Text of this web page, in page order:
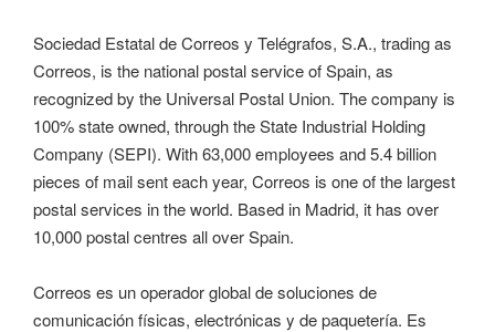
Sociedad Estatal de Correos y Telégrafos, S.A., trading as
Correos, is the national postal service of Spain, as
recognized by the Universal Postal Union. The company is
100% state owned, through the State Industrial Holding
Company (SEPI). With 63,000 employees and 5.4 billion
pieces of mail sent each year, Correos is one of the largest
postal services in the world. Based in Madrid, it has over
10,000 postal centres all over Spain.
Correos es un operador global de soluciones de
comunicación físicas, electrónicas y de paquetería. Es